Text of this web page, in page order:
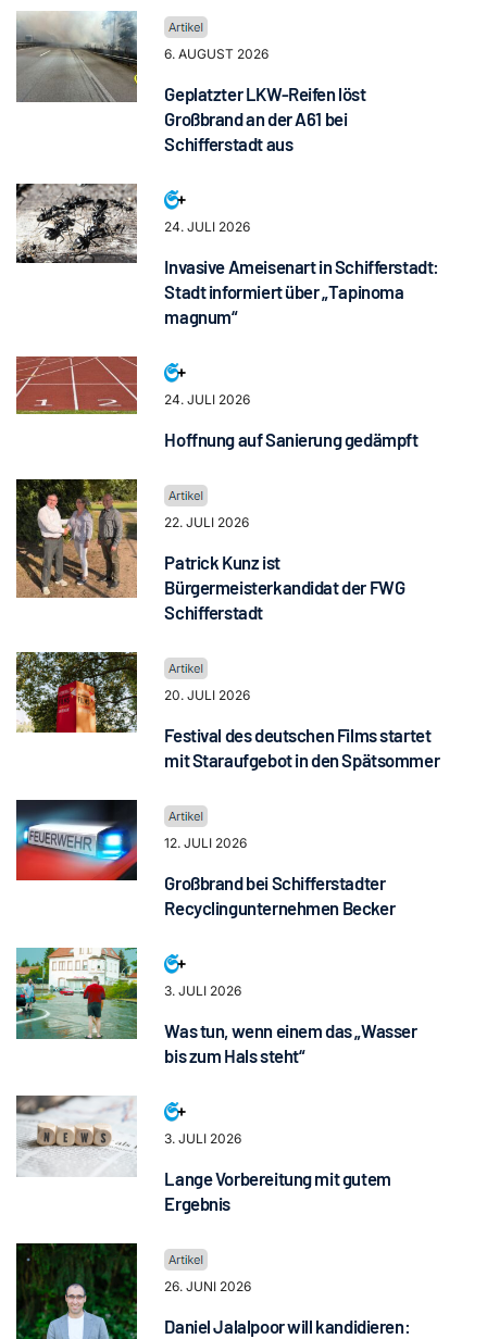
6. AUGUST 2026
Geplatzter LKW-Reifen löst
Großbrand an der A61 bei
Schifferstadt aus
24. JULI 2026
Invasive Ameisenart in Schifferstadt:
Stadt informiert über „Tapinoma
magnum“
24. JULI 2026
Hoffnung auf Sanierung gedämpft
22. JULI 2026
Patrick Kunz ist
Bürgermeisterkandidat der FWG
Schifferstadt
20. JULI 2026
Festival des deutschen Films startet
mit Staraufgebot in den Spätsommer
12. JULI 2026
Großbrand bei Schifferstadter
Recyclingunternehmen Becker
3. JULI 2026
Was tun, wenn einem das „Wasser
bis zum Hals steht“
3. JULI 2026
Lange Vorbereitung mit gutem
Ergebnis
26. JUNI 2026
Daniel Jalalpoor will kandidieren: